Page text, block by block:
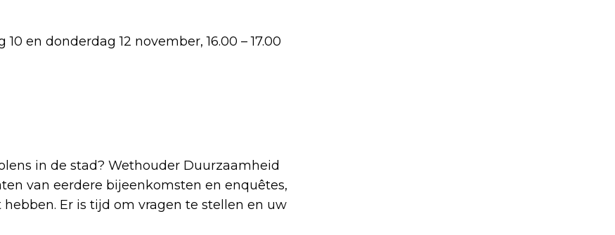
en donderdag 12 november, 16.00 – 17.00
in de stad? Wethouder Duurzaamheid
van eerdere bijeenkomsten en enquêtes,
Er is tijd om vragen te stellen en uw